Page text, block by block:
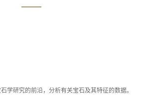
学研究的前沿，分析有关宝石及其特征的数据。